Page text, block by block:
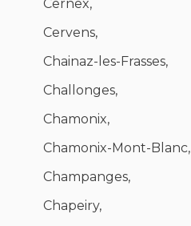
Cernex,
Cervens,
Chainaz-les-Frasses,
Challonges,
Chamonix,
Chamonix-Mont-Blanc,
Champanges,
Chapeiry,